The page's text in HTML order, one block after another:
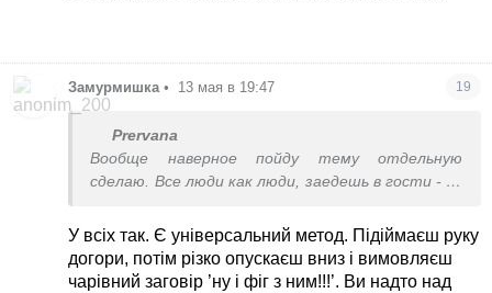
Замурмишка • 13 мая в 19:47 19
Prervana
Вообще наверное пойду тему отдельную
сделаю. Все люди как люди, заедешь в гости - ну
пострижено. А у меня только сорняки прут. И
вечная борьба со стихиями. Теплицы ветрами
сносит, деревья болеют, фитофтора помидоры
У всіх так. Є універсальний метод. Підіймаєш руку
догори, потім різко опускаєш вниз і вимовляєш
чарівний заговір ’ну і фіг з ним!!!’. Ви надто над